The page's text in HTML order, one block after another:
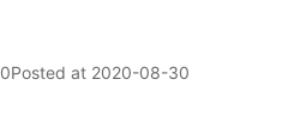
Posted at 2020-08-30